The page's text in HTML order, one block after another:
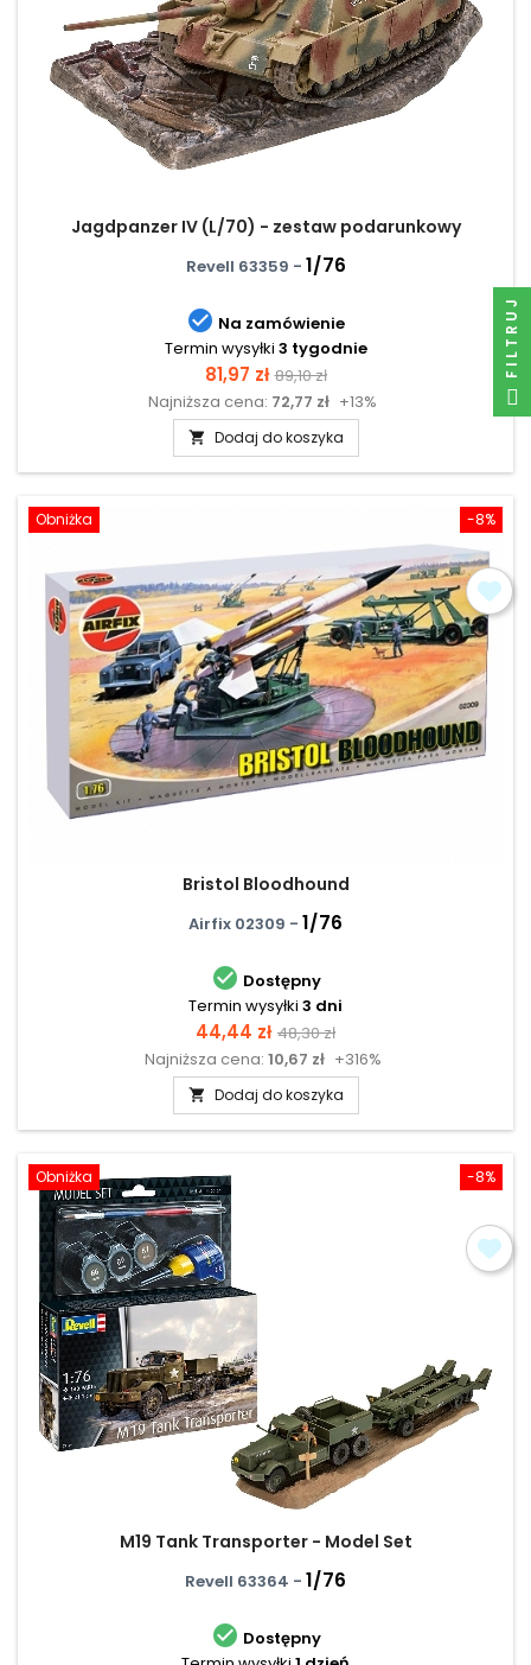
Jagdpanzer IV (L/70) - zestaw podarunkowy
Revell 63359 - 1/76
 Na zamówienie
Termin wysyłki 3 tygodnie
Cena
81,97 zł Cena
podstawowa
89,10 zł
Najniższa cena: 72,77 zł +13%
 Dodaj do koszyka
-8%
Obniżka
Bristol Bloodhound
Airfix 02309 - 1/76
 Dostępny
Termin wysyłki 3 dni
Cena
44,44 zł Cena
podstawowa
48,30 zł
Najniższa cena: 10,67 zł +316%
 Dodaj do koszyka
-8%
Obniżka
M19 Tank Transporter - Model Set
Revell 63364 - 1/76
 Dostępny
FILTRUJ